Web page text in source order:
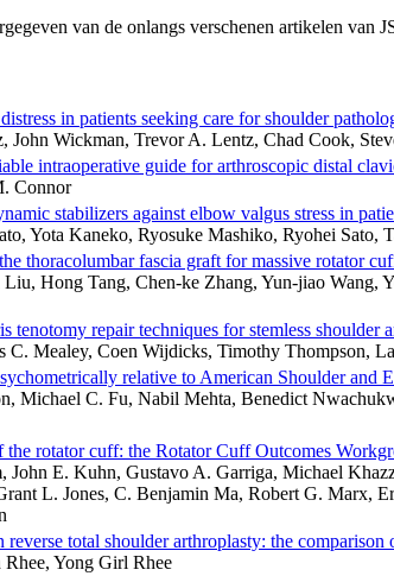
van de onlangs verschenen artikelen
in patients seeking care for shoulder
John Wickman, Trevor A. Lentz, Chad Cook,
intraoperative guide for arthroscopic distal
Connor
stabilizers against elbow valgus stress in
Yota Kaneko, Ryosuke Mashiko, Ryohei Sato,
thoracolumbar fascia graft for massive rotator
Hong Tang, Chen-ke Zhang, Yun-jiao
tenotomy repair techniques for stemless shoulder
C. Mealey, Coen Wijdicks, Timothy Thompson,
relative to American Shoulder and
Michael C. Fu, Nabil Mehta, Benedict
rotator cuff: the Rotator Cuff Outcomes
John E. Kuhn, Gustavo A. Garriga, Michael
L. Jones, C. Benjamin Ma, Robert G.
total shoulder arthroplasty: the
Yong Girl Rhee